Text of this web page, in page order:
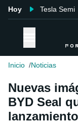
Hoy Tesla Semi
Inicio Noticias
Nuevas
BYD Seal